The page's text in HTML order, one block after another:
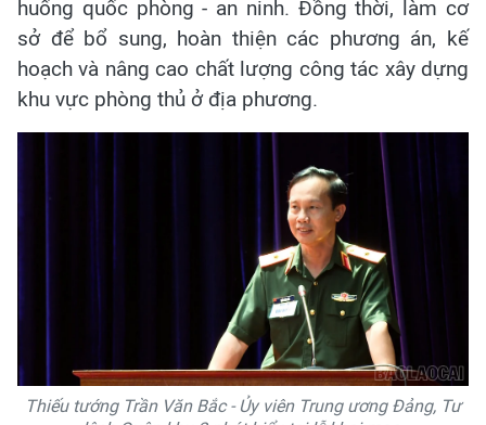
huống quốc phòng - an ninh. Đồng thời, làm cơ
sở để bổ sung, hoàn thiện các phương án, kế
hoạch và nâng cao chất lượng công tác xây dựng
khu vực phòng thủ ở địa phương.
Thiếu tướng Trần Văn Bắc - Ủy viên Trung ương Đảng, Tư